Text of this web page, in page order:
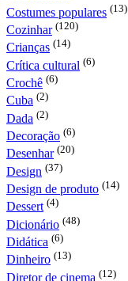
Costumes populares (13)
Cozinhar (120)
Crianças (14)
Crítica cultural (6)
Crochê (6)
Cuba (2)
Dada (2)
Decoração (6)
Desenhar (20)
Design (37)
Design de produto (14)
Dessert (4)
Dicionário (48)
Didática (6)
Dinheiro (13)
Diretor de cinema (12)